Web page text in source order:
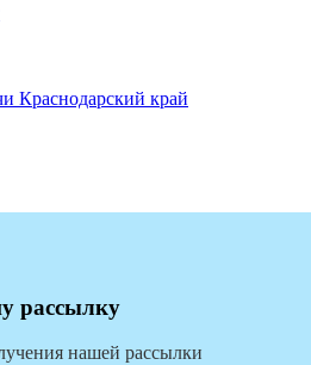
Краснодарский край
рассылку
нашей рассылки